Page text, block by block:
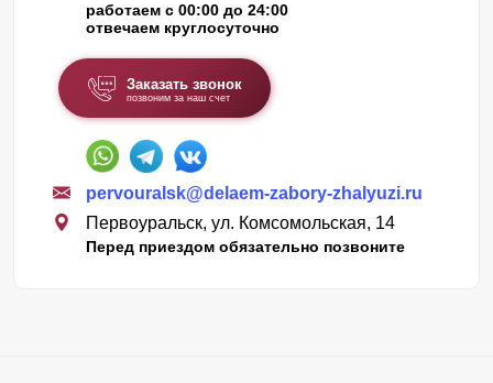
работаем с 00:00 до 24:00
отвечаем круглосуточно
Заказать звонок
позвоним за наш счет
pervouralsk@delaem-zabory-zhalyuzi.ru
Первоуральск, ул. Комсомольская, 14
Перед приездом обязательно позвоните